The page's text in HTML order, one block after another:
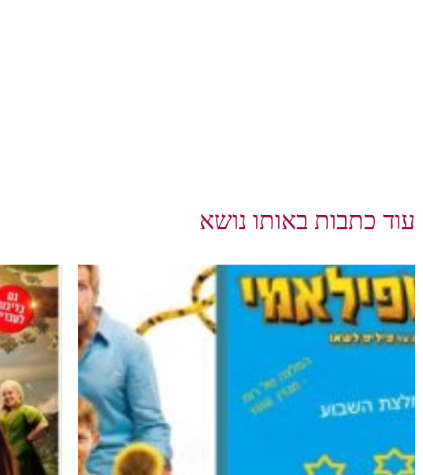
עוד כתבות באותו נושא